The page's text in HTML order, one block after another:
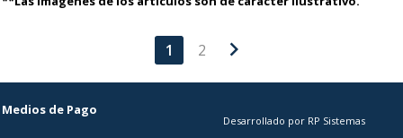
1 2 chevron_right
Medios de Pago
Desarrollado por RP Sistemas